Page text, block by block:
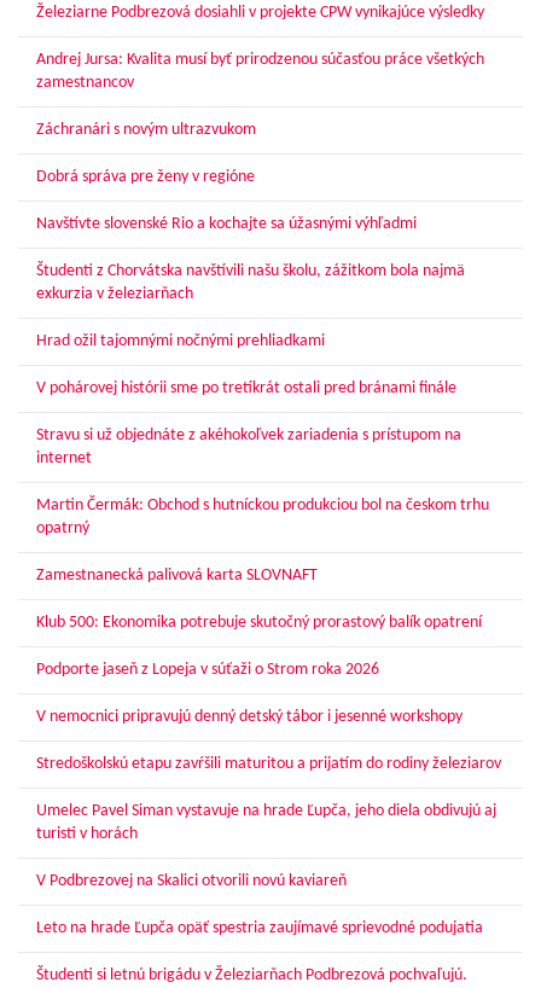
Železiarne Podbrezová dosiahli v projekte CPW vynikajúce výsledky
Andrej Jursa: Kvalita musí byť prirodzenou súčasťou práce všetkých
zamestnancov
Záchranári s novým ultrazvukom
Dobrá správa pre ženy v regióne
Navštívte slovenské Rio a kochajte sa úžasnými výhľadmi
Študenti z Chorvátska navštívili našu školu, zážitkom bola najmä
exkurzia v železiarňach
Hrad ožil tajomnými nočnými prehliadkami
V pohárovej histórii sme po tretíkrát ostali pred bránami finále
Stravu si už objednáte z akéhokoľvek zariadenia s prístupom na
internet
Martin Čermák: Obchod s hutníckou produkciou bol na českom trhu
opatrný
Zamestnanecká palivová karta SLOVNAFT
Klub 500: Ekonomika potrebuje skutočný prorastový balík opatrení
Podporte jaseň z Lopeja v súťaži o Strom roka 2026
V nemocnici pripravujú denný detský tábor i jesenné workshopy
Stredoškolskú etapu zavŕšili maturitou a prijatím do rodiny železiarov
Umelec Pavel Siman vystavuje na hrade Ľupča, jeho diela obdivujú aj
turisti v horách
V Podbrezovej na Skalici otvorili novú kaviareň
Leto na hrade Ľupča opäť spestria zaujímavé sprievodné podujatia
Študenti si letnú brigádu v Železiarňach Podbrezová pochvaľujú.